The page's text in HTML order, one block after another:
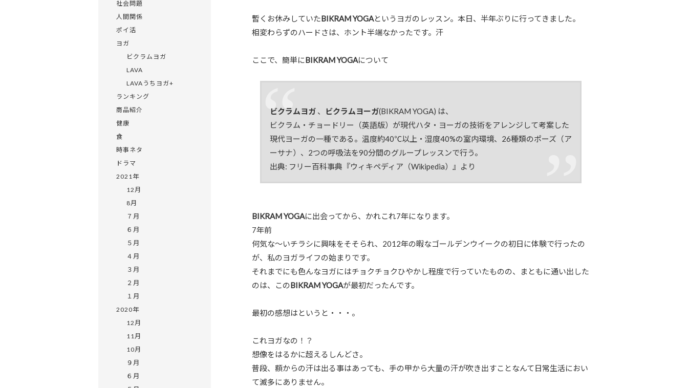
暫くお休みしていたBIKRAM YOGAというヨガのレッスン。本日、半年ぶりに行ってきました。
相変わらずのハードさは、ホント半端なかったです。汗
ここで、簡単にBIKRAM YOGAについて
ビクラムヨガ 、 ビクラムヨーガ(BIKRAM YOGA) は、
ビクラム・チョードリー
（英語版） が現代ハタ・ヨーガの技術をアレンジして考案した
現代ヨーガの一種である。温度約40℃以上・湿度40%の室内環境、26種類のポーズ（ア
ーサナ）、2つの呼吸法を90分間のグループレッスンで行う。
出典: フリー百科事典『ウィキペディア（Wikipedia）』より
BIKRAM YOGAに出会ってから、かれこれ7年になります。
7年前
何気な〜いチラシに興味をそそられ、2012年の暇なゴールデンウイークの初日に体験で行ったの
が、私のヨガライフの始まりです。
それまでにも色んなヨガにはチョクチョクひやかし程度で行っていたものの、まともに通い出した
のは、このBIKRAM YOGAが最初だったんです。
最初の感想はというと・・・。
これヨガなの！？
想像をはるかに超えるしんどさ。
普段、額からの汗は出る事はあっても、手の甲から大量の汗が吹き出すことなんて日常生活におい
て滅多にありません。
社会問題
人間関係
ポイ活
ヨガ
ビクラムヨガ
LAVA
LAVAうちヨガ+
ランキング
商品紹介
健康
食
時事ネタ
ドラマ
2021年
12月
8月
７月
６月
５月
４月
３月
２月
１月
2020年
12月
11月
10月
９月
６月